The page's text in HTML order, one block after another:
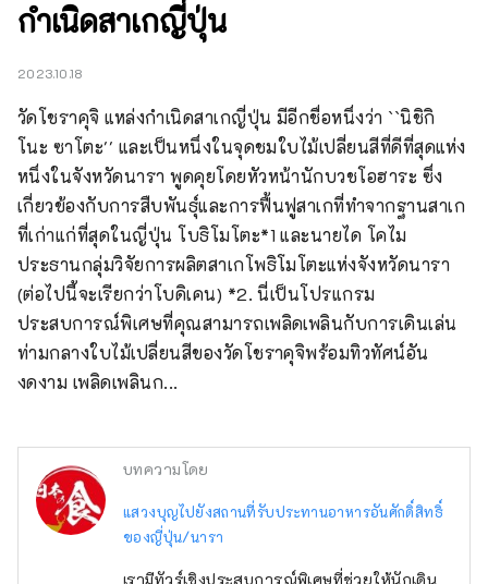
กำเนิดสาเกญี่ปุ่น
2023.10.18
วัดโชราคุจิ แหล่งกำเนิดสาเกญี่ปุ่น มีอีกชื่อหนึ่งว่า ``นิชิกิ
โนะ ซาโตะ'' และเป็นหนึ่งในจุดชมใบไม้เปลี่ยนสีที่ดีที่สุดแห่ง
หนึ่งในจังหวัดนารา พูดคุยโดยหัวหน้านักบวชโอฮาระ ซึ่ง
เกี่ยวข้องกับการสืบพันธุ์และการฟื้นฟูสาเกที่ทำจากฐานสาเก
ที่เก่าแก่ที่สุดในญี่ปุ่น โบธิโมโตะ*1 และนายได โคไม
ประธานกลุ่มวิจัยการผลิตสาเกโพธิโมโตะแห่งจังหวัดนารา
(ต่อไปนี้จะเรียกว่าโบดิเคน) *2. นี่เป็นโปรแกรม
ประสบการณ์พิเศษที่คุณสามารถเพลิดเพลินกับการเดินเล่น
ท่ามกลางใบไม้เปลี่ยนสีของวัดโชราคุจิพร้อมทิวทัศน์อัน
งดงาม เพลิดเพลินก...
บทความโดย
แสวงบุญไปยังสถานที่รับประทานอาหารอันศักดิ์สิทธิ์
ของญี่ปุ่น/นารา
เรามีทัวร์เชิงประสบการณ์พิเศษที่ช่วยให้นักเดิน